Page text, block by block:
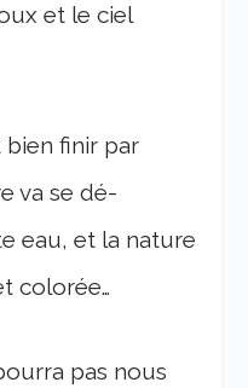
et le ciel
bien finir par
va se dé-
eau, et la nature
colorée…
pas nous